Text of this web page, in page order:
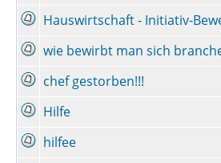
Hauswirtschaft - Initiativ-
wie bewirbt man sich
chef gestorben!!!
Hilfe
hilfee